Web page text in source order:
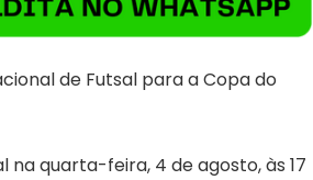
de Futsal para a Copa do
na quarta-feira, 4 de agosto, às 17